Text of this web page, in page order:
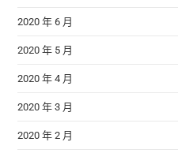
2020 年 6 月
2020 年 5 月
2020 年 4 月
2020 年 3 月
2020 年 2 月